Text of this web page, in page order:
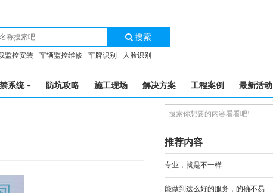
搜索
监控安装 车辆监控维修 车牌识别 人脸识别
系统 防坑攻略 施工现场 解决方案 工程案例 最新活动
推荐内容
专业，就是不一样
能做到这么好的服务，的确不易